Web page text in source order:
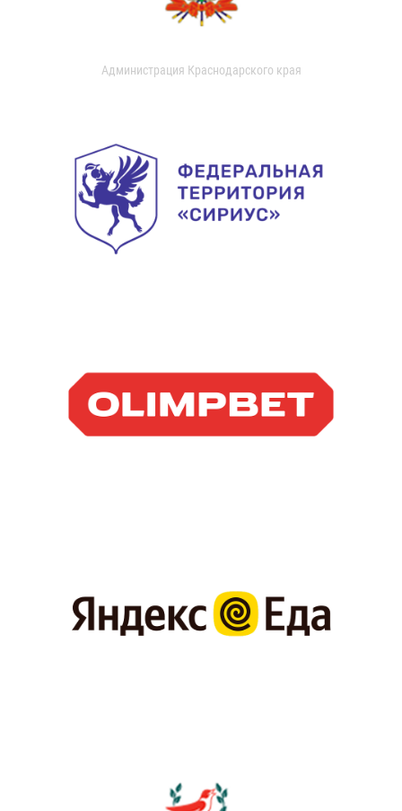
Администрация Краснодарского края